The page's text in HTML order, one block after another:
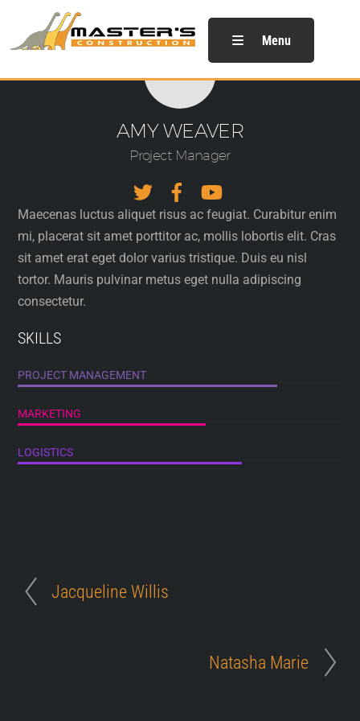
content
Menu
Savoir-faire
Références
Contact / accès
AMY WEAVER
Project Manager
Maecenas luctus aliquet risus ac feugiat. Curabitur enim
mi, placerat sit amet porttitor ac, mollis lobortis elit. Cras
sit amet erat eget dolor varius tristique. Duis eu nisl
tortor. Mauris pulvinar metus eget nulla adipiscing
consectetur.
SKILLS
PROJECT MANAGEMENT
MARKETING
LOGISTICS
Jacqueline Willis
Natasha Marie